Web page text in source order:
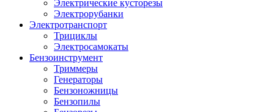
Электрические кусторезы
Электрорубанки
Электротранспорт
Трициклы
Электросамокаты
Бензоинструмент
Триммеры
Генераторы
Бензоножницы
Бензопилы